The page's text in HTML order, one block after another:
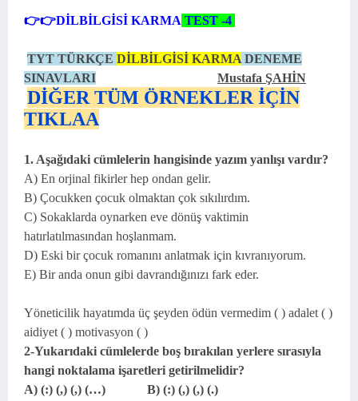
👉👉DİLBİLGİSİ KARMA TEST -4
TYT TÜRKÇE DİLBİLGİSİ KARMA DENEME
SINAVLARI
Mustafa ŞAHİN
DİĞER TÜM ÖRNEKLER İÇİN
TIKLAA
1. Aşağıdaki cümlelerin hangisinde yazım yanlışı vardır?
A) En orjinal fikirler hep ondan gelir.
B) Çocukken çocuk olmaktan çok sıkılırdım.
C) Sokaklarda oynarken eve dönüş vaktimin
hatırlatılmasından hoşlanmam.
D) Eski bir çocuk romanını anlatmak için kıvranıyorum.
E) Bir anda onun gibi davrandığınızı fark eder.
Yöneticilik hayatımda üç şeyden ödün vermedim ( ) adalet ( )
aidiyet ( ) motivasyon ( )
2-Yukarıdaki cümlelerde boş bırakılan yerlere sırasıyla
hangi noktalama işaretleri getirilmelidir?
A) (:) (,) (,) (…) B) (:) (,) (,) (.)